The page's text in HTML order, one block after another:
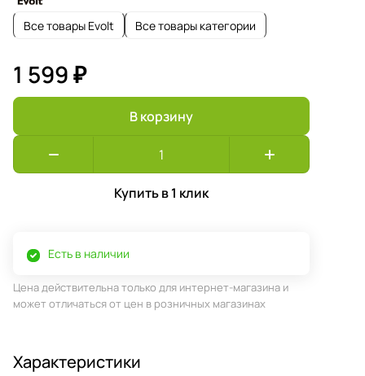
Все товары Evolt Все товары категории
1 599 ₽
В корзину
Купить в 1 клик
Есть в наличии
Цена действительна только для интернет-магазина и
может отличаться от цен в розничных магазинах
Характеристики